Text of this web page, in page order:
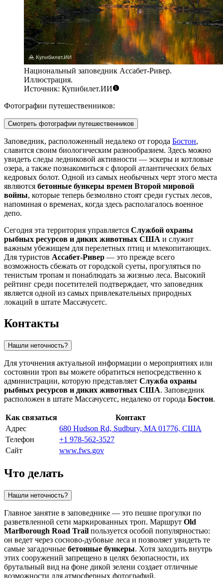
Национальный заповедник Ассабет-Ривер.
Иллюстрация.
Источник: Купибилет.ИИ
Фотографии путешественников:
Смотреть фотографии путешественников
Заповедник, расположенный недалеко от города Бостон,
славится своим биологическим разнообразием. Здесь можно
увидеть следы ледниковой активности — эскеры и котловые
озера, а также познакомиться с флорой атлантических белых
кедровых болот. Одной из самых необычных черт этого места
являются бетонные бункеры времен Второй мировой
войны, которые теперь безмолвно стоят среди густых лесов,
напоминая о временах, когда здесь располагалось военное
депо.
Сегодня эта территория управляется Службой охраны
рыбных ресурсов и диких животных США и служит
важным убежищем для перелетных птиц и млекопитающих.
Для туристов Ассабет-Ривер — это прежде всего
возможность сбежать от городской суеты, прогуляться по
тенистым тропам и понаблюдать за жизнью леса. Высокий
рейтинг среди посетителей подтверждает, что заповедник
является одной из самых привлекательных природных
локаций в штате Массачусетс.
Контакты
Нашли неточность?
Для уточнения актуальной информации о мероприятиях или
состоянии троп вы можете обратиться непосредственно к
администрации, которую представляет Служба охраны
рыбных ресурсов и диких животных США. Заповедник
расположен в штате Массачусетс, недалеко от города Бостон.
Как связаться
Контакт
Адрес
680 Hudson Rd, Sudbury, MA 01776, США
Телефон
+1 978-562-3527
Сайт
www.fws.gov
Что делать
Нашли неточность?
Главное занятие в заповеднике — это пешие прогулки по
разветвленной сети маркированных троп. Маршрут Old
Marlborough Road Trail пользуется особой популярностью:
он ведет через сосново-дубовые леса и позволяет увидеть те
самые загадочные бетонные бункеры. Хотя заходить внутрь
этих сооружений запрещено в целях безопасности, их
брутальный вид на фоне дикой зелени создает отличные
возможности для атмосферных фотографий.